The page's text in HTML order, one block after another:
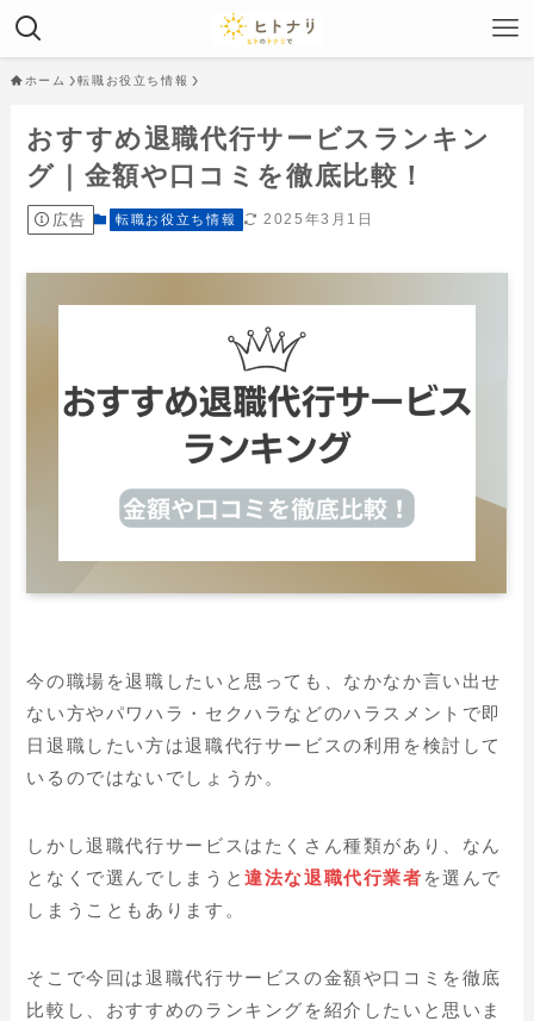
ホーム 転職お役立ち情報
おすすめ退職代行サービスランキン
グ｜金額や口コミを徹底比較！
広告 転職お役立ち情報 2025年3月1日
今の職場を退職したいと思っても、なかなか言い出せ
ない方やパワハラ・セクハラなどのハラスメントで即
日退職したい方は退職代行サービスの利用を検討して
いるのではないでしょうか。
しかし退職代行サービスはたくさん種類があり、なん
となくで選んでしまうと違法な退職代行業者 を選んで
しまうこともあります。
そこで今回は退職代行サービスの金額や口コミを徹底
比較し、おすすめのランキングを紹介したいと思いま